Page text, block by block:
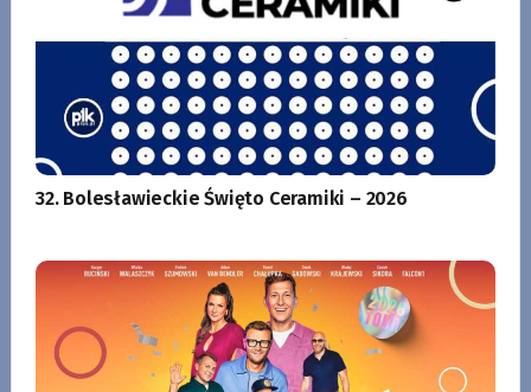
32. Bolesławieckie Święto Ceramiki – 2026